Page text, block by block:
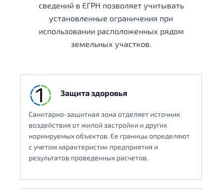
сведений в ЕГРН позволяет учитывать
установленные ограничения при
использовании расположенных рядом
земельных участков.
Защита здоровья
Санитарно-защитная зона отделяет источник
воздействия от жилой застройки и других
нормируемых объектов. Ее границы определяют
с учетом характеристик предприятия и
результатов проведенных расчетов.